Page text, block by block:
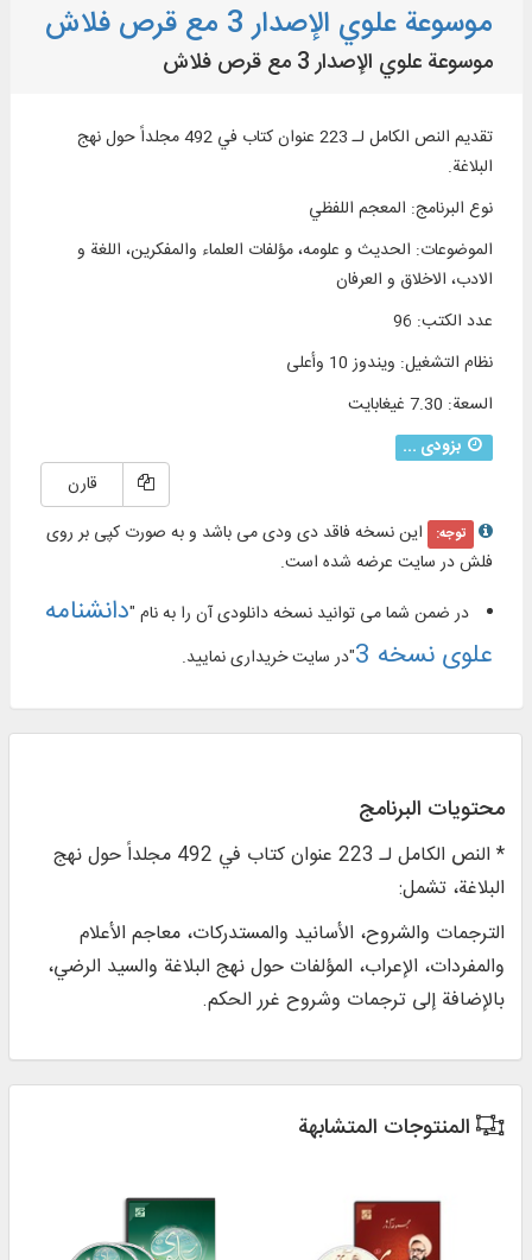
موسوعة علوي الإصدار 3 مع قرص فلاش
موسوعة علوي الإصدار 3 مع قرص فلاش
تقديم النص الكامل لـ 223 عنوان كتاب في 492 مجلداً حول نهج
البلاغة.
نوع البرنامج: المعجم اللفظي
الموضوعات: الحديث و علومه، مؤلفات العلماء والمفكرين، اللغة و
الادب، الاخلاق و العرفان
عدد الكتب:
96
نظام التشغیل: ويندوز 10 وأعلی
السعة: 7.30 غيغابايت
بزودی ...
قارن
توجه:
این نسخه فاقد دی ودی می باشد و به صورت کپی بر روی
فلش در سایت عرضه شده است.
در ضمن شما می توانید نسخه دانلودی آن را به نام "دانشنامه
علوی نسخه 3
"در سایت خریداری نمایید.
محتويات البرنامج
* النص الكامل لـ 223 عنوان كتاب في 492 مجلداً حول نهج
البلاغة، تشمل:
الترجمات والشروح، الأسانيد والمستدركات، معاجم الأعلام
والمفردات، الإعراب، المؤلفات حول نهج البلاغة والسيد الرضي،
بالإضافة إلى ترجمات وشروح غرر الحكم.
المنتوجات المتشابهة